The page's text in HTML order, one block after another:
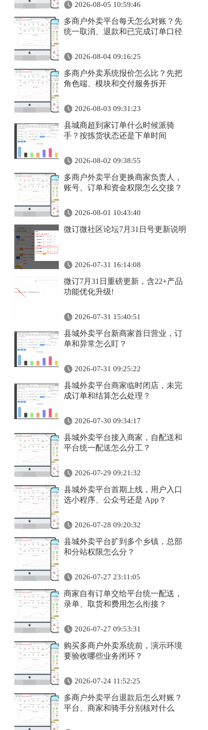
2026-08-05 10:59:46
多商户外卖平台每天怎么对账？先
统一取消、退款和已完成订单口径
2026-08-04 09:16:25
多商户外卖系统报价怎么比？先把
角色端、模块和交付服务拆开
2026-08-03 09:31:23
县城商超到家订单什么时候派骑
手？按拣货状态还是下单时间
2026-08-02 09:38:55
多商户外卖平台更换商家负责人，
账号、订单和资金权限怎么交接？
2026-08-01 10:43:40
微订微社区论坛7月31日号更新说明
2026-07-31 16:14:08
微订7月31日重磅更新，含22+产品
功能优化升级!
2026-07-31 15:40:51
县城外卖平台新商家首日营业，订
单和异常怎么盯？
2026-07-31 09:25:22
县城外卖平台商家临时闭店，未完
成订单和结算怎么处理？
2026-07-30 09:34:17
县城外卖平台接入商家，自配送和
平台统一配送怎么分工？
2026-07-29 09:21:32
县城外卖平台首期上线，用户入口
选小程序、公众号还是 App？
2026-07-28 09:20:32
县城外卖平台扩到多个乡镇，总部
和分站权限怎么分？
2026-07-27 23:11:05
商家自有订单交给平台统一配送，
录单、取货和费用怎么衔接？
2026-07-27 09:53:31
购买多商户外卖系统前，演示环境
要验收哪些业务闭环？
2026-07-24 11:52:25
多商户外卖平台退款后怎么对账？
平台、商家和骑手分别核对什么